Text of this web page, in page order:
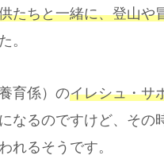
たちと一緒に、登山や
。
育係）のイレシュ・サ
なるのですけど、その
れるそうです。